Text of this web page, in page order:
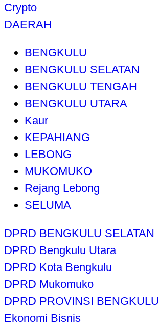
Crypto
DAERAH
BENGKULU
BENGKULU SELATAN
BENGKULU TENGAH
BENGKULU UTARA
Kaur
KEPAHIANG
LEBONG
MUKOMUKO
Rejang Lebong
SELUMA
DPRD BENGKULU SELATAN
DPRD Bengkulu Utara
DPRD Kota Bengkulu
DPRD Mukomuko
DPRD PROVINSI BENGKULU
Ekonomi Bisnis